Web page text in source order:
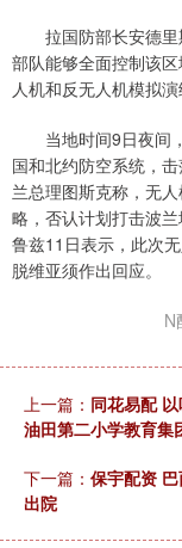
拉国防部长安德里
部队能够全面控制该
人机和反无人机模拟
当地时间9日夜间，
国和北约防空系统，
兰总理图斯克称，无
略，否认计划打击波
鲁兹11日表示，此次
脱维亚须作出回应。
N
上一篇： 同花易配
油田第二小学教育集
下一篇： 保宇配资
出院